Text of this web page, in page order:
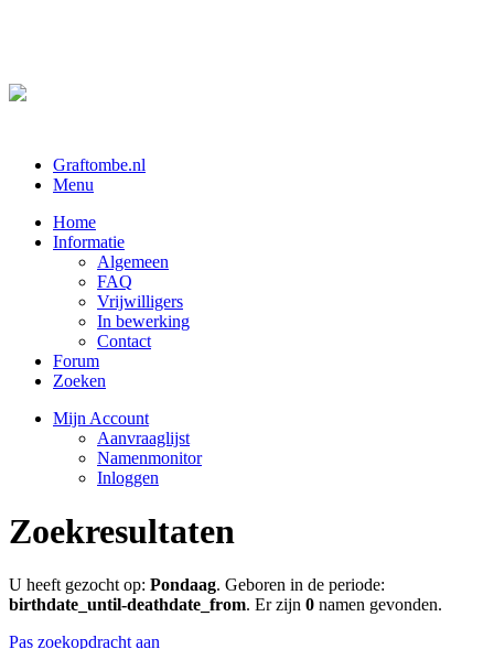
Graftombe.nl
Menu
Home
Informatie
Algemeen
FAQ
Vrijwilligers
In bewerking
Contact
Forum
Zoeken
Mijn Account
Aanvraaglijst
Namenmonitor
Inloggen
Zoekresultaten
U heeft gezocht op: Pondaag. Geboren in de periode:
birthdate_until-deathdate_from. Er zijn 0 namen gevonden.
Pas zoekopdracht aan